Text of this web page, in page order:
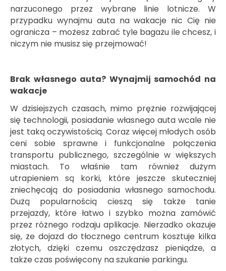
narzuconego przez wybrane linie lotnicze. W
przypadku wynajmu auta na wakacje nic Cię nie
ogranicza – możesz zabrać tyle bagażu ile chcesz, i
niczym nie musisz się przejmować!
Brak własnego auta? Wynajmij samochód na
wakacje
W dzisiejszych czasach, mimo prężnie rozwijającej
się technologii, posiadanie własnego auta wcale nie
jest taką oczywistością. Coraz więcej młodych osób
ceni sobie sprawne i funkcjonalne połączenia
transportu publicznego, szczególnie w większych
miastach. To właśnie tam również dużym
utrapieniem są korki, które jeszcze skuteczniej
zniechęcają do posiadania własnego samochodu.
Dużą popularnością cieszą się także tanie
przejazdy, które łatwo i szybko można zamówić
przez różnego rodzaju aplikacje. Nierzadko okazuje
się, że dojazd do tłocznego centrum kosztuje kilka
złotych, dzięki czemu oszczędzasz pieniądze, a
także czas poświęcony na szukanie parkingu.